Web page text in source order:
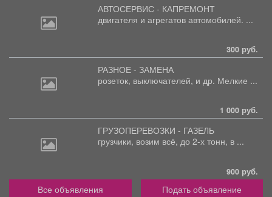
АВТОСЕРВИС - КАПРЕМОНТ
двигателя и агрегатов автомобилей. ...
300 руб.
РАЗНОЕ - ЗАМЕНА
розеток, выключателей, и др. Мелкие ...
1 000 руб.
ГРУЗОПЕРЕВОЗКИ - ГАЗЕЛЬ
грузчики, возим всё, до 2-х тонн, в ...
900 руб.
Все объявления Подать объявление